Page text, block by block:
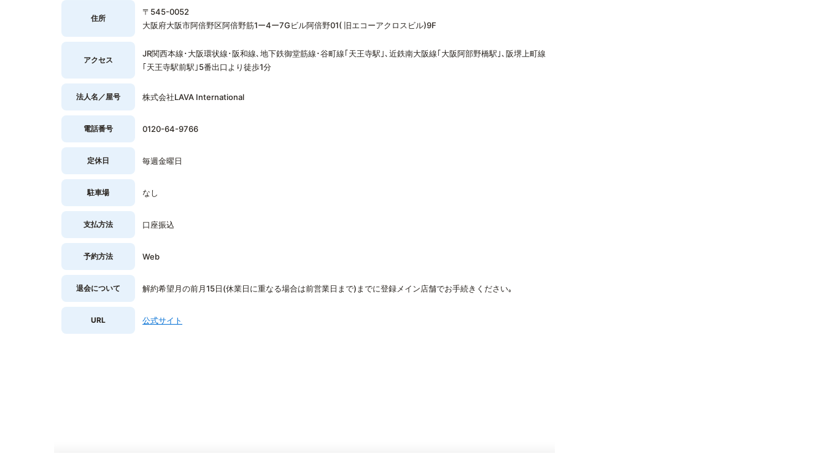
住所
〒545-0052
大阪府大阪市阿倍野区阿倍野筋1ー4ー7Gビル阿倍野01( 旧エコーアクロスビル)9F
アクセス
JR関西本線･大阪環状線･阪和線､地下鉄御堂筋線･谷町線｢天王寺駅｣､近鉄南大阪線｢大阪阿部野橋駅｣､阪堺上町線
｢天王寺駅前駅｣5番出口より徒歩1分
法人名／屋号 株式会社LAVA International
電話番号 0120-64-9766
定休日 毎週金曜日
駐車場 なし
支払方法 口座振込
予約方法 Web
退会について 解約希望月の前月15日(休業日に重なる場合は前営業日まで)までに登録メイン店舗でお手続きください｡
URL 公式サイト